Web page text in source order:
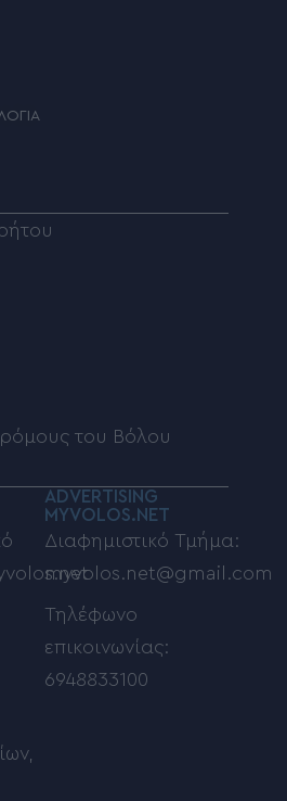
του Βόλου
ADVERTISING
MYVOLOS.NET
Διαφημιστικό Τμήμα:
myvolos.net@gmail.com
Τηλέφωνο
επικοινωνίας:
6948833100